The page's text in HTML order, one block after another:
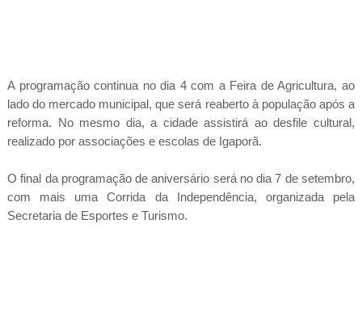
A programação continua no dia 4 com a Feira de Agricultura, ao
lado do mercado municipal, que será reaberto à população após a
reforma. No mesmo dia, a cidade assistirá ao desfile cultural,
realizado por associações e escolas de Igaporã.
O final da programação de aniversário será no dia 7 de setembro,
com mais uma Corrida da Independência, organizada pela
Secretaria de Esportes e Turismo.